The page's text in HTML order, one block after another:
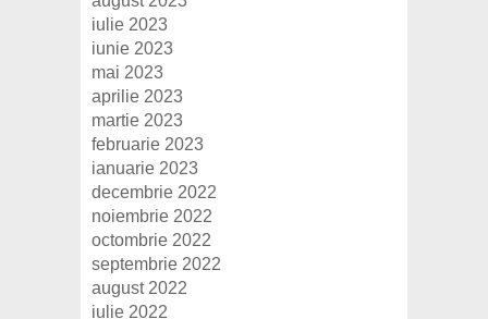
iulie 2023
iunie 2023
mai 2023
aprilie 2023
martie 2023
februarie 2023
ianuarie 2023
decembrie 2022
noiembrie 2022
octombrie 2022
septembrie 2022
august 2022
iulie 2022